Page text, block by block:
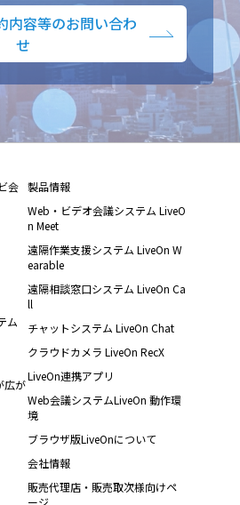
内容等のお問い合わ
せ
会
ム
広が
製品情報
Web・ビデオ会議システム LiveO
n Meet
遠隔作業支援システム LiveOn W
earable
遠隔相談窓口システム LiveOn Ca
ll
チャットシステム LiveOn Chat
クラウドカメラ LiveOn RecX
LiveOn連携アプリ
Web会議システムLiveOn 動作環
境
ブラウザ版LiveOnについて
会社情報
販売代理店・販売取次様向けペ
ージ